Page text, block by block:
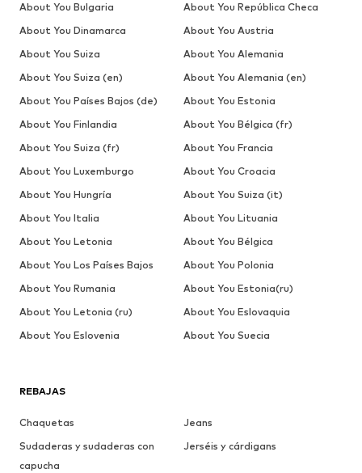
REBAJAS
Chaquetas
Jeans
Sudaderas y sudaderas con
capucha
Jerséis y cárdigans
About You Bulgaria
About You República Checa
About You Dinamarca
About You Austria
About You Suiza
About You Alemania
About You Suiza (en)
About You Alemania (en)
About You Países Bajos (de)
About You Estonia
About You Finlandia
About You Bélgica (fr)
About You Suiza (fr)
About You Francia
About You Luxemburgo
About You Croacia
About You Hungría
About You Suiza (it)
About You Italia
About You Lituania
About You Letonia
About You Bélgica
About You Los Países Bajos
About You Polonia
About You Rumania
About You Estonia(ru)
About You Letonia (ru)
About You Eslovaquia
About You Eslovenia
About You Suecia